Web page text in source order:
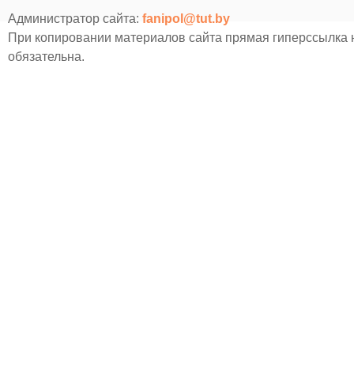
Администратор сайта: fanipol@tut.by
При копировании материалов сайта прямая гиперссылка
обязательна.